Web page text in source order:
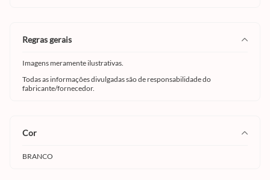
regras gerais
Imagens meramente ilustrativas.
Todas as informações divulgadas são de responsabilidade do
fabricante/fornecedor.
cor
BRANCO